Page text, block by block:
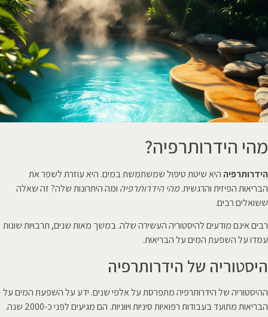
מהי הידרותרפיה?
הידרותרפיה היא שיטת טיפול שמשתמשת במים. היא עוזרת לשפר את
הבריאות הפיזית והרגשית.מהי הידרותרפיה ומה היתרונות שלה? זה שאלה
ששואלים רבים.
רבים אינם מודעים להיסטוריה העשירה שלה. במשך מאות שנים, תרבויות שונות
עמדו על השפעת המים על הבריאות.
היסטוריה של הידרותרפיה
ההיסטוריה של הידרותרפיה מתפרסת על אלפי שנים. ידע על השפעת המים על
הבריאות מתועד בעבודות רפואיות סיניות ויווניות. הם מגיעים לפני כ-2000 שנה.